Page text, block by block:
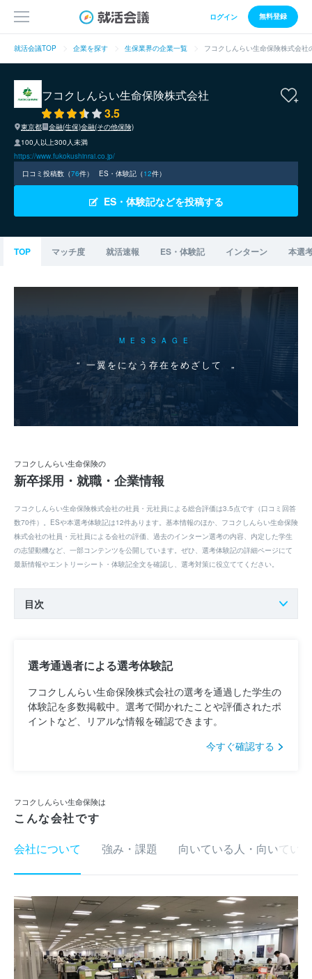
ログイン 無料登録
就活会議TOP 企業を探す 生保業界の企業一覧 フコクしんらい生命保険株式会
フコクしんらい生命保険株式会社
3.5
東京都 金融(生保)金融(その他保険)
100人以上300人未満
https://www.fukokushinrai.co.jp/
口コミ投稿数（76件） ES・体験記（12件）
ES・体験記などを投稿する
TOP マッチ度 就活速報 ES・体験記 インターン 本選
MESSAGE
一翼をになう存在をめざして
フコクしんらい生命保険の
新卒採用・就職・企業情報
フコクしんらい生命保険株式会社の社員・元社員による総合評価は3.5点です（口コミ回答
数70件）。ESや本選考体験記は12件あります。基本情報のほか、フコクしんらい生命保険
株式会社の社員・元社員による会社の評価、過去のインターン選考の内容、内定した学生
の志望動機など、一部コンテンツを公開しています。ぜひ、選考体験記の詳細ページにて
最新情報やエントリーシート・体験記全文を確認し、選考対策に役立ててください。
目次
選考通過者による選考体験記
フコクしんらい生命保険株式会社の選考を通過した学生の
体験記を多数掲載中。選考で聞かれたことや評価されたポ
イントなど、リアルな情報を確認できます。
今すぐ確認する
フコクしんらい生命保険は
こんな会社です
会社について
強み・課題 向いている人・向いてい